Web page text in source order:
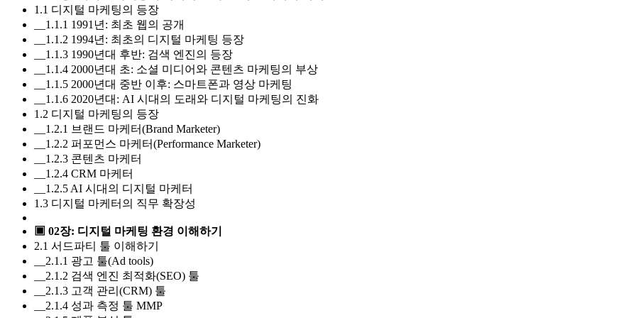
1.1 디지털 마케팅의 등장
__1.1.1 1991년: 최초 웹의 공개
__1.1.2 1994년: 최초의 디지털 마케팅 등장
__1.1.3 1990년대 후반: 검색 엔진의 등장
__1.1.4 2000년대 초: 소셜 미디어와 콘텐츠 마케팅의 부상
__1.1.5 2000년대 중반 이후: 스마트폰과 영상 마케팅
__1.1.6 2020년대: AI 시대의 도래와 디지털 마케팅의 진화
1.2 디지털 마케팅의 등장
__1.2.1 브랜드 마케터(Brand Marketer)
__1.2.2 퍼포먼스 마케터(Performance Marketer)
__1.2.3 콘텐츠 마케터
__1.2.4 CRM 마케터
__1.2.5 AI 시대의 디지털 마케터
1.3 디지털 마케터의 직무 확장성
▣ 02장: 디지털 마케팅 환경 이해하기
2.1 서드파티 툴 이해하기
__2.1.1 광고 툴(Ad tools)
__2.1.2 검색 엔진 최적화(SEO) 툴
__2.1.3 고객 관리(CRM) 툴
__2.1.4 성과 측정 툴 MMP